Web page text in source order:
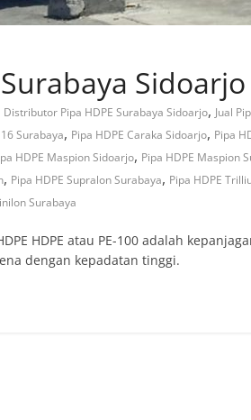
Sidoarjo
Distributor Pipa HDPE Surabaya Sidoarjo, Jual
Surabaya, Pipa HDPE Caraka Sidoarjo, Pipa
HDPE Maspion Sidoarjo, Pipa HDPE Maspion
, Pipa HDPE Supralon Surabaya, Pipa HDPE
Surabaya
HDPE atau PE-100 adalah
dengan kepadatan tinggi.